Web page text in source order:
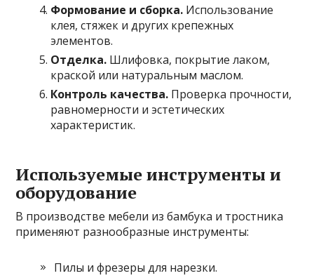
Формование и сборка. Использование
клея, стяжек и других крепежных
элементов.
Отделка. Шлифовка, покрытие лаком,
краской или натуральным маслом.
Контроль качества. Проверка прочности,
равномерности и эстетических
характеристик.
Используемые инструменты и
оборудование
В производстве мебели из бамбука и тростника
применяют разнообразные инструменты:
Пилы и фрезеры для нарезки.